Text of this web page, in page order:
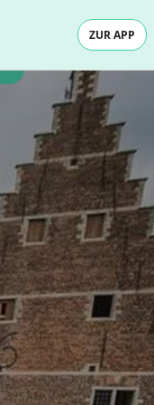
ZUR APP